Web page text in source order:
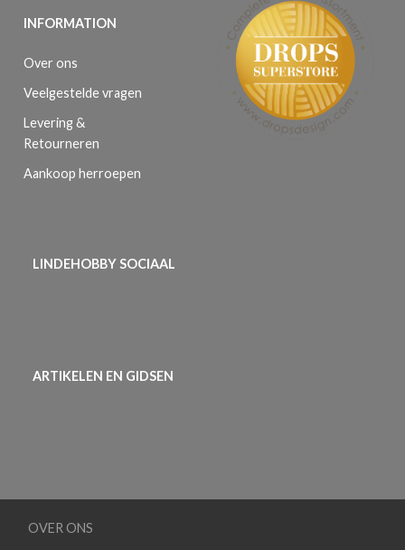
INFORMATION
Over ons
Veelgestelde vragen
Levering &
Retourneren
Aankoop herroepen
LINDEHOBBY SOCIAAL
ARTIKELEN EN GIDSEN
OVER ONS